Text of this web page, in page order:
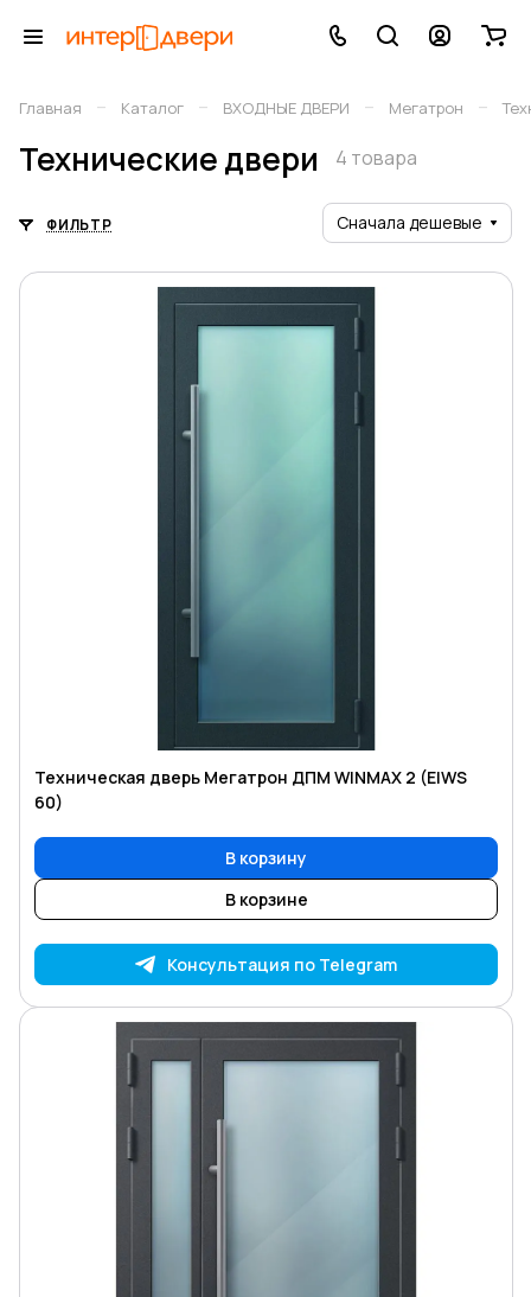
Главная – Каталог – ВХОДНЫЕ ДВЕРИ – Мегатрон –
Технические двери 4 товара
ФИЛЬТР Сначала дешевые
Техническая дверь Мегатрон ДПМ WINMAX 2 (EIWS
60)
В корзину
В корзине
Консультация по Telegram